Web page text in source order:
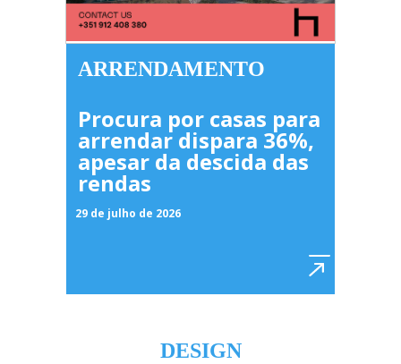
ARRENDAMENTO
Procura por casas para
arrendar dispara 36%,
apesar da descida das
rendas
29 de julho de 2026
DESIGN